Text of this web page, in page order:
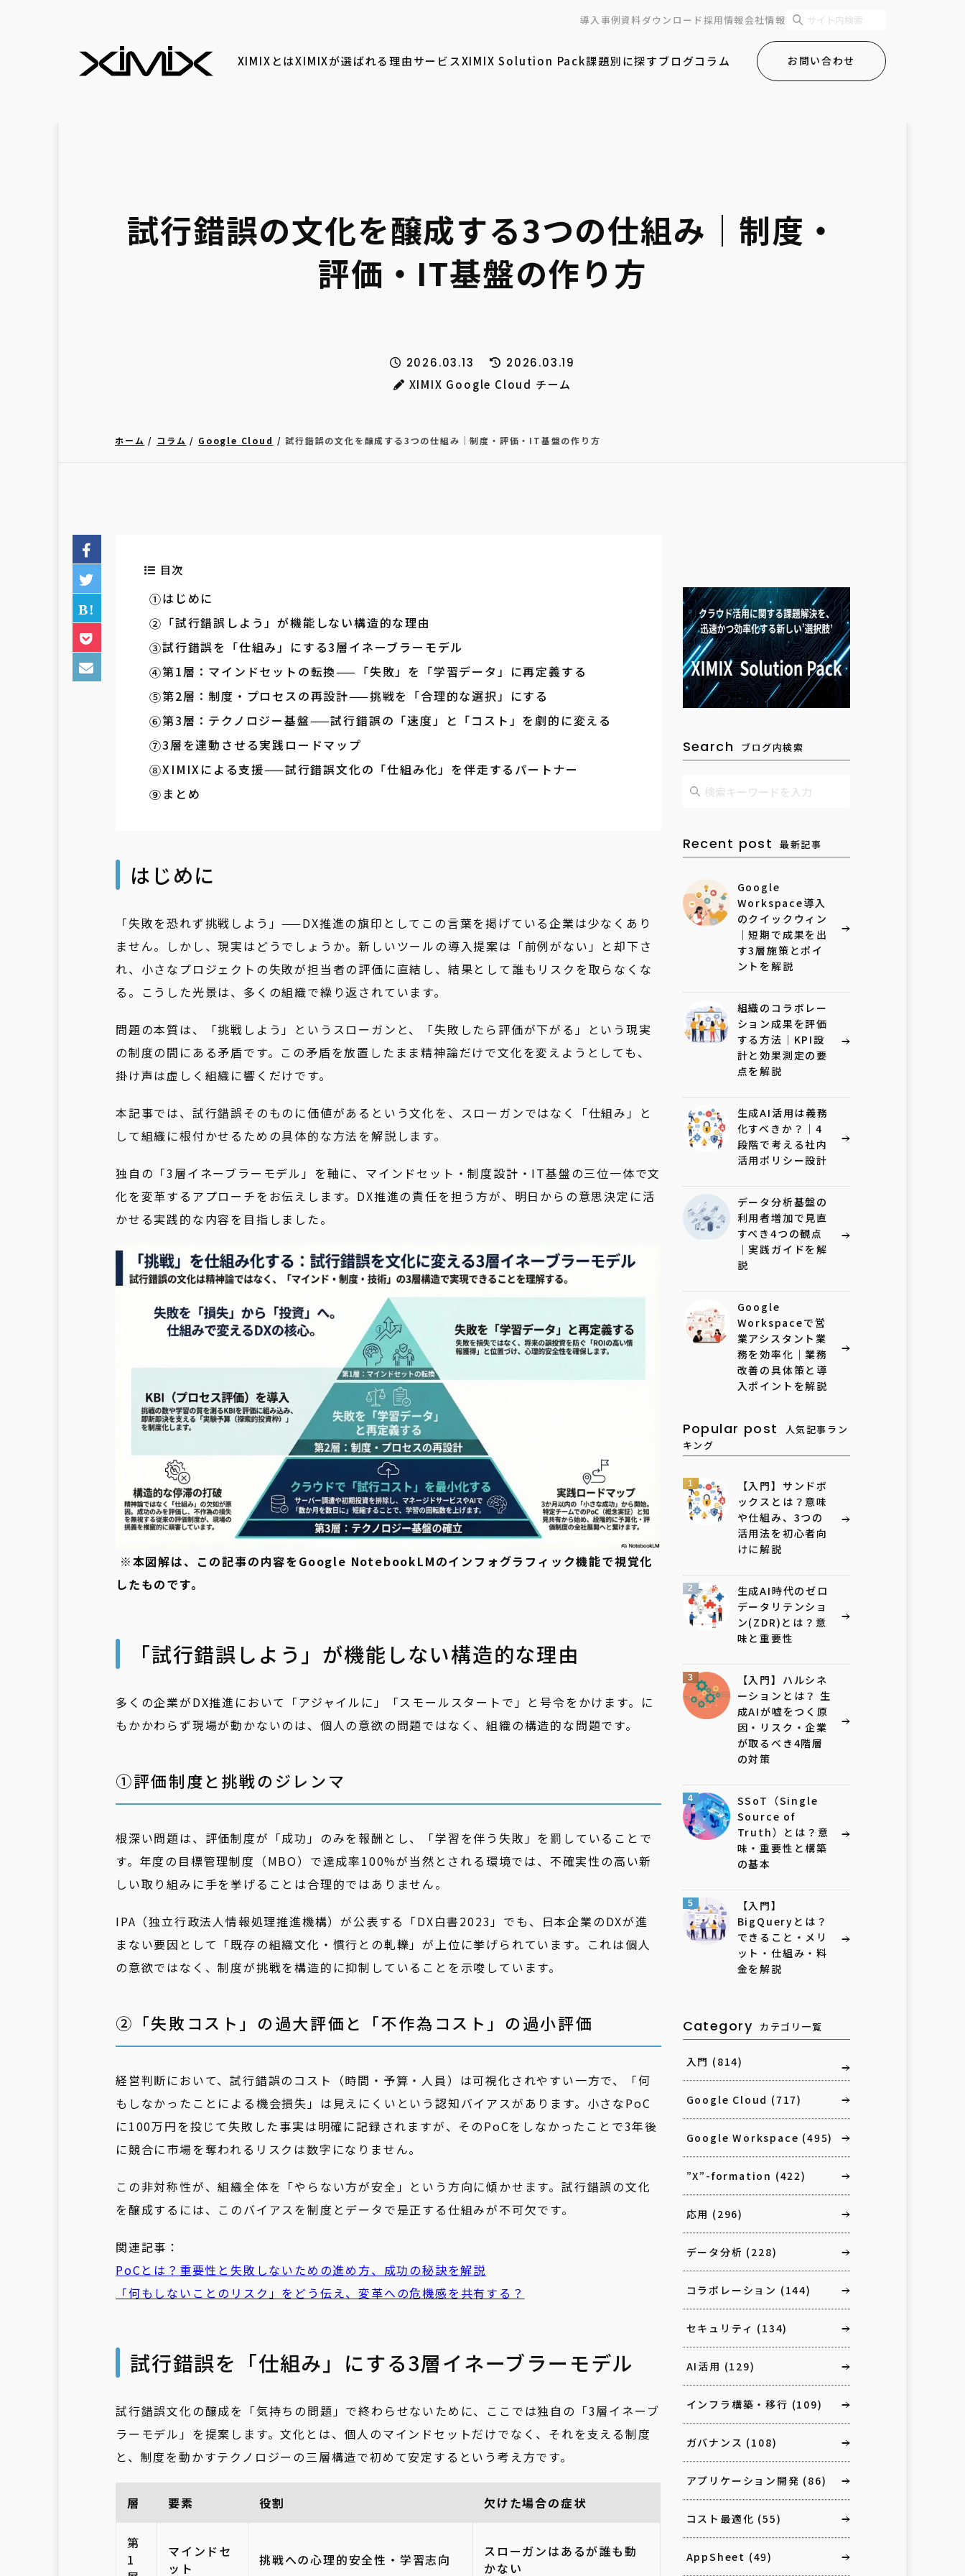
導入事例資料ダウンロード採用情報会社情報
XIMIXとはXIMIXが選ばれる理由サービスXIMIX Solution Pack課題別に探すブログコラム お問い合わせ
試行錯誤の文化を醸成する3つの仕組み｜制度・
評価・IT基盤の作り方
2026.03.13
2026.03.19
XIMIX Google Cloud チーム
ホーム コラム Google Cloud 試行錯誤の文化を醸成する3つの仕組み｜制度・評価・IT基盤の作り方
目次
はじめに
「試行錯誤しよう」が機能しない構造的な理由
試行錯誤を「仕組み」にする3層イネーブラーモデル
第1層：マインドセットの転換——「失敗」を「学習データ」に再定義する
第2層：制度・プロセスの再設計——挑戦を「合理的な選択」にする
第3層：テクノロジー基盤——試行錯誤の「速度」と「コスト」を劇的に変える
3層を連動させる実践ロードマップ
XIMIXによる支援——試行錯誤文化の「仕組み化」を伴走するパートナー
まとめ
はじめに
「失敗を恐れず挑戦しよう」——DX推進の旗印としてこの言葉を掲げている企業は少なくあり
ません。しかし、現実はどうでしょうか。新しいツールの導入提案は「前例がない」と却下さ
れ、小さなプロジェクトの失敗が担当者の評価に直結し、結果として誰もリスクを取らなくな
る。こうした光景は、多くの組織で繰り返されています。
問題の本質は、「挑戦しよう」というスローガンと、「失敗したら評価が下がる」という現実
の制度の間にある矛盾です。この矛盾を放置したまま精神論だけで文化を変えようとしても、
掛け声は虚しく組織に響くだけです。
本記事では、試行錯誤そのものに価値があるという文化を、スローガンではなく「仕組み」と
して組織に根付かせるための具体的な方法を解説します。
独自の「3層イネーブラーモデル」を軸に、マインドセット・制度設計・IT基盤の三位一体で文
化を変革するアプローチをお伝えします。DX推進の責任を担う方が、明日からの意思決定に活
かせる実践的な内容を目指しました。
※本図解は、この記事の内容をGoogle NotebookLMのインフォグラフィック機能で視覚化
したものです。
「試行錯誤しよう」が機能しない構造的な理由
多くの企業がDX推進において「アジャイルに」「スモールスタートで」と号令をかけます。に
もかかわらず現場が動かないのは、個人の意欲の問題ではなく、組織の構造的な問題です。
➀評価制度と挑戦のジレンマ
根深い問題は、評価制度が「成功」のみを報酬とし、「学習を伴う失敗」を罰していることで
す。年度の目標管理制度（MBO）で達成率100%が当然とされる環境では、不確実性の高い新
しい取り組みに手を挙げることは合理的ではありません。
IPA（独立行政法人情報処理推進機構）が公表する「DX白書2023」でも、日本企業のDXが進
まない要因として「既存の組織文化・慣行との軋轢」が上位に挙げられています。これは個人
の意欲ではなく、制度が挑戦を構造的に抑制していることを示唆しています。
②「失敗コスト」の過大評価と「不作為コスト」の過小評価
経営判断において、試行錯誤のコスト（時間・予算・人員）は可視化されやすい一方で、「何
もしなかったことによる機会損失」は見えにくいという認知バイアスがあります。小さなPoC
に100万円を投じて失敗した事実は明確に記録されますが、そのPoCをしなかったことで3年後
に競合に市場を奪われるリスクは数字になりません。
この非対称性が、組織全体を「やらない方が安全」という方向に傾かせます。試行錯誤の文化
を醸成するには、このバイアスを制度とデータで是正する仕組みが不可欠です。
関連記事：
PoCとは？重要性と失敗しないための進め方、成功の秘訣を解説
「何もしないことのリスク」をどう伝え、変革への危機感を共有する？
試行錯誤を「仕組み」にする3層イネーブラーモデル
試行錯誤文化の醸成を「気持ちの問題」で終わらせないために、ここでは独自の「3層イネーブ
ラーモデル」を提案します。文化とは、個人のマインドセットだけでなく、それを支える制度
と、制度を動かすテクノロジーの三層構造で初めて安定するという考え方です。
層 要素 役割 欠けた場合の症状
第
1
マインドセ
ット
挑戦への心理的安全性・学習志向
スローガンはあるが誰も動
かない
Search ブログ内検索
Recent post 最新記事
Google
Workspace導入
のクイックウィン
｜短期で成果を出
す3層施策とポイ
ントを解説
組織のコラボレー
ション成果を評価
する方法｜KPI設
計と効果測定の要
点を解説
生成AI活用は義務
化すべきか？｜4
段階で考える社内
活用ポリシー設計
データ分析基盤の
利用者増加で見直
すべき4つの観点
｜実践ガイドを解
説
Google
Workspaceで営
業アシスタント業
務を効率化｜業務
改善の具体策と導
入ポイントを解説
Popular post
人気記事ラン
キング
1
【入門】サンドボ
ックスとは？意味
や仕組み、3つの
活用法を初心者向
けに解説
2
生成AI時代のゼロ
データリテンショ
ン(ZDR)とは？意
味と重要性
3
【入門】ハルシネ
ーションとは？ 生
成AIが嘘をつく原
因・リスク・企業
が取るべき4階層
の対策
4
SSoT（Single
Source of
Truth）とは？意
味・重要性と構築
の基本
5
【入門】
BigQueryとは？
できること・メリ
ット・仕組み・料
金を解説
Category カテゴリ一覧
入門 (814)
Google Cloud (717)
Google Workspace (495)
”X”-formation (422)
応用 (296)
データ分析 (228)
コラボレーション (144)
セキュリティ (134)
AI活用 (129)
インフラ構築・移行 (109)
ガバナンス (108)
アプリケーション開発 (86)
コスト最適化 (55)
AppSheet (49)